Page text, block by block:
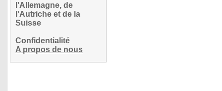
l'Allemagne, de
l'Autriche et de la
Suisse
Confidentialité
A propos de nous